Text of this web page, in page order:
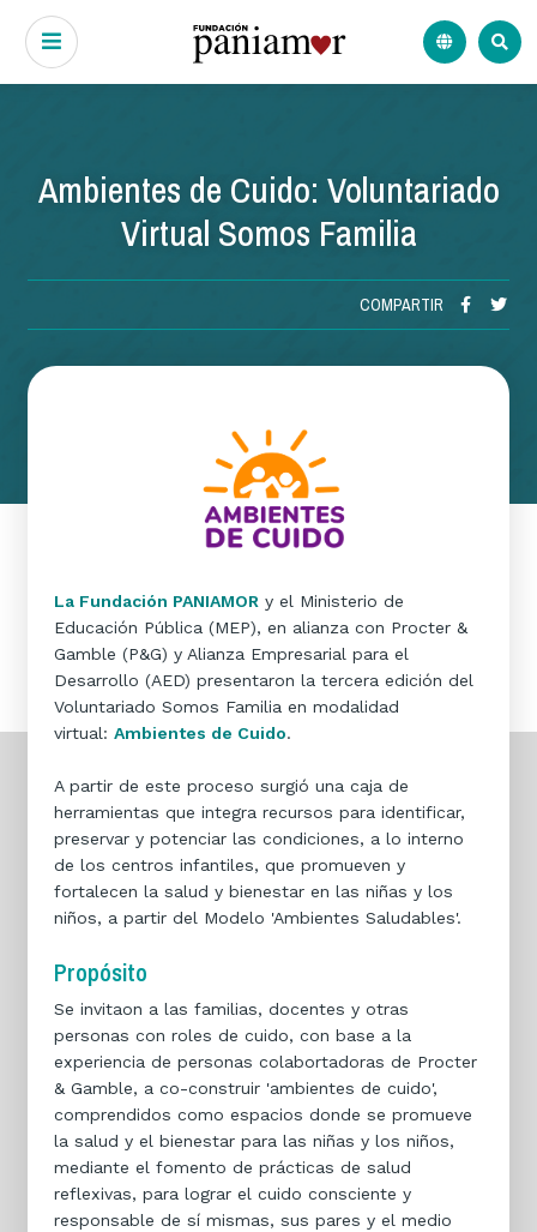
Ambientes de Cuido: Voluntariado
Virtual Somos Familia
COMPARTIR
La Fundación PANIAMOR y el Ministerio de
Educación Pública (MEP), en alianza con Procter &
Gamble (P&G) y Alianza Empresarial para el
Desarrollo (AED) presentaron la tercera edición del
Voluntariado Somos Familia en modalidad
virtual: Ambientes de Cuido.
A partir de este proceso surgió una caja de
herramientas que integra recursos para identificar,
preservar y potenciar las condiciones, a lo interno
de los centros infantiles, que promueven y
fortalecen la salud y bienestar en las niñas y los
niños, a partir del Modelo 'Ambientes Saludables'.
Propósito
Se invitaon a las familias, docentes y otras
personas con roles de cuido, con base a la
experiencia de personas colabortadoras de Procter
& Gamble, a co-construir 'ambientes de cuido',
comprendidos como espacios donde se promueve
la salud y el bienestar para las niñas y los niños,
mediante el fomento de prácticas de salud
reflexivas, para lograr el cuido consciente y
responsable de sí mismas, sus pares y el medio